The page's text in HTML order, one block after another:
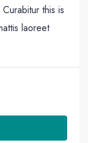
this is
laoreet